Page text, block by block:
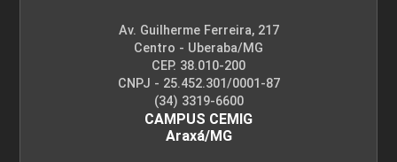
Av. Guilherme Ferreira, 217
Centro - Uberaba/MG
CEP. 38.010-200
CNPJ - 25.452.301/0001-87
(34) 3319-6600
CAMPUS CEMIG
Araxá/MG